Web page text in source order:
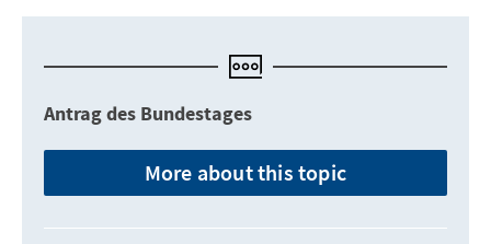
Antrag des Bundestages
More about this topic